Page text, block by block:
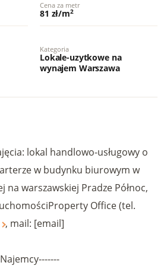
Cena za metr
81 zł/m2
Kategoria
Lokale-uzytkowe na
wynajem Warszawa
lokal handlowo-usługowy o
w budynku biurowym w
na warszawskiej Pradze Północ,
Office (tel.
, mail: [email]